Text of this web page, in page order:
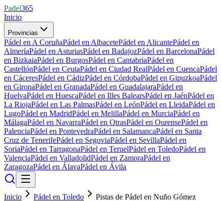
Padel365
Inicio
Provincias
Pádel en A CoruñaPádel en AlbacetePádel en AlicantePádel en
AlmeríaPádel en AsturiasPádel en BadajozPádel en BarcelonaPádel
en BizkaiaPádel en BurgosPádel en CantabriaPádel en
CastellónPádel en CeutaPádel en Ciudad RealPádel en CuencaPádel
en CáceresPádel en CádizPádel en CórdobaPádel en GipuzkoaPádel
en GironaPádel en GranadaPádel en GuadalajaraPádel en
HuelvaPádel en HuescaPádel en Illes BalearsPádel en JaénPádel en
La RiojaPádel en Las PalmasPádel en LeónPádel en LleidaPádel en
LugoPádel en MadridPádel en MelillaPádel en MurciaPádel en
MálagaPádel en NavarraPádel en OtrasPádel en OurensePádel en
PalenciaPádel en PontevedraPádel en SalamancaPádel en Santa
Cruz de TenerifePádel en SegoviaPádel en SevillaPádel en
SoriaPádel en TarragonaPádel en TeruelPádel en ToledoPádel en
ValenciaPádel en ValladolidPádel en ZamoraPádel en
ZaragozaPádel en ÁlavaPádel en Ávila
Inicio Pádel en Toledo
Pistas de Pádel en Nuño Gómez